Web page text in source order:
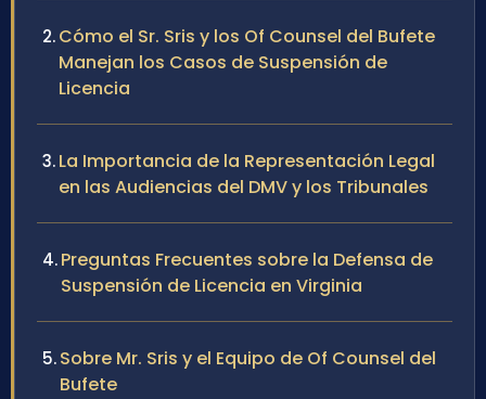
Cómo el Sr. Sris y los Of Counsel del Bufete
Manejan los Casos de Suspensión de
Licencia
La Importancia de la Representación Legal
en las Audiencias del DMV y los Tribunales
Preguntas Frecuentes sobre la Defensa de
Suspensión de Licencia en Virginia
Sobre Mr. Sris y el Equipo de Of Counsel del
Bufete